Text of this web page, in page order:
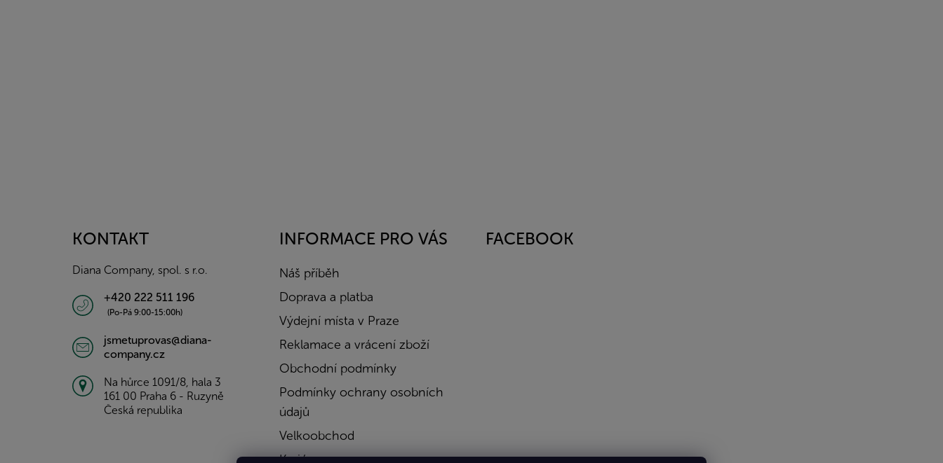
KONTAKT
Diana Company, spol. s r.o.
+420 222 511 196
(Po-Pá 9:00-15:00h)
jsmetuprovas@diana-
company.cz
Na hůrce 1091/8, hala 3
161 00 Praha 6 - Ruzyně
Česká republika
INFORMACE PRO VÁS
Náš příběh
Doprava a platba
Výdejní místa v Praze
Reklamace a vrácení zboží
Obchodní podmínky
Podmínky ochrany osobních
údajů
Velkoobchod
Kariéra
FACEBOOK